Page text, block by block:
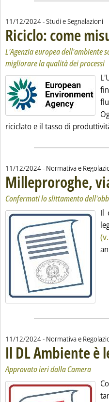
11/12/2024- Studi e Segnalazioni
Riciclo: come
L'Agenzia europea dell'ambiente
migliorare la qualità dei processi
riciclato e il tasso di
11/12/2024- Normativa e
Milleproroghe,
Confermati lo slittamento
Il
11/12/2024- Normativa e
Il DL Ambiente è
Approvato ieri dalla Camera